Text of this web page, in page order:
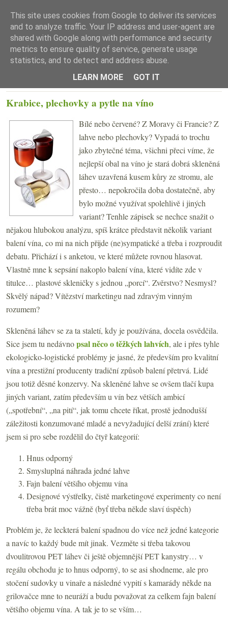
☰ Menu
Krabice, plechovky a pytle na víno
Bílé nebo červené? Z Moravy či Francie? Z
lahve nebo plechovky? Vypadá to trochu
jako zbytečné téma, všichni přeci víme, že
nejlepší obal na víno je stará dobrá skleněná
láhev uzavřená kusem kůry ze stromu, ale
přesto… nepokročila doba dostatečně, aby
bylo možné využívat spolehlivě i jiných
variant? Tenhle zápisek se nechce snažit o
nějakou hlubokou analýzu, spíš krátce představit několik variant
balení vína, co mi na nich přijde (ne)sympatické a třeba i rozproudit
debatu. Přichází i s anketou, ve které můžete rovnou hlasovat.
Vlastně mne k sepsání nakoplo balení vína, které vidíte zde v
titulce… plastové skleničky s jednou „porcí“. Zvěrstvo? Nesmysl?
Skvělý nápad? Vítězství marketingu nad zdravým vinným
rozumem?
Skleněná láhev se za ta staletí, kdy je používána, docela osvědčila.
Sice jsem tu nedávnopsal něco o těžkých lahvích, ale i přes tyhle
ekologicko-logistické problémy je jasné, že především pro kvalitní
vína a prestižní producenty tradiční způsob balení přetrvá. Lidé
jsou totiž děsné konzervy. Na skleněné lahve se ovšem tlačí kupa
jiných variant, zatím především u vín bez větších ambicí
(„spotřební“, „na pití“, jak tomu chcete říkat, prostě jednodušší
záležitosti konzumované mladé a nevyžadující delší zrání) které
jsem si pro sebe rozdělil do čtyř kategorií:
Hnus odporný
Smysluplná náhrada jedné lahve
Fajn balení většího objemu vína
Designové výstřelky, čistě marketingové experimenty co není
třeba brát moc vážně (byť třeba někde slaví úspěch)
Problém je, že leckterá balení spadnou do více než jedné kategorie
a navíc to každý bude mít jinak. Vezměte si třeba takovou
dvoulitrovou PET láhev či ještě objemnější PET kanystry… v
regálu obchodu je to hnus odporný, to se asi shodneme, ale pro
stočení sudovky u vinaře a následné vypití s kamarády někde na
grilovačce mne to neuráží a budu považovat za celkem fajn balení
většího objemu vína. A tak je to se vším…
This site uses cookies from Google to deliver its services
and to analyze traffic. Your IP address and user-agent are
shared with Google along with performance and security
metrics to ensure quality of service, generate usage
statistics, and to detect and address abuse.
LEARN MORE
GOT IT